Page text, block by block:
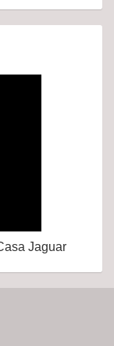
Jaguar